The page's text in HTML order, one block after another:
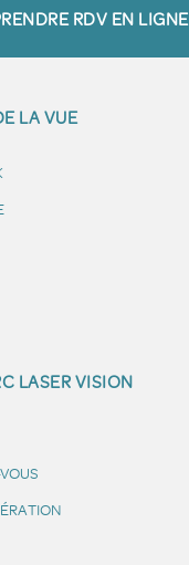
RDV EN LIGNE
LA VUE
LASER VISION